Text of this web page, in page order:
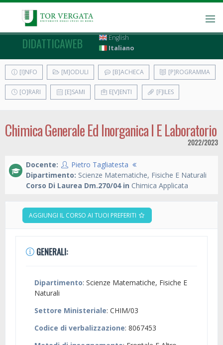
DIDATTICAWEB
English
Italiano
[I]NFO [M]ODULI [B]ACHECA [P]ROGRAMMA
[O]RARI [E]SAMI E[V]ENTI [F]ILES
Chimica Generale Ed Inorganica I E Laboratorio
2022/2023
Docente:
Pietro Tagliatesta
Dipartimento: Scienze Matematiche, Fisiche E Naturali
Corso Di Laurea Dm.270/04 in Chimica Applicata
AGGIUNGI IL CORSO AI TUOI PREFERITI
GENERALI:
Dipartimento: Scienze Matematiche, Fisiche E
Naturali
Settore Ministeriale: CHIM/03
Codice di verbalizzazione: 8067453